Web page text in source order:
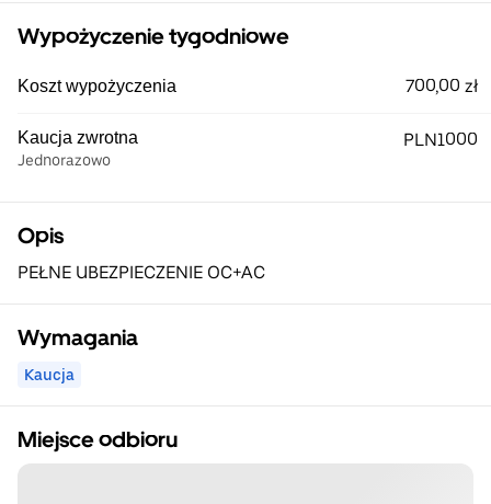
Wypożyczenie tygodniowe
Koszt wypożyczenia 700,00 zł
Kaucja zwrotna
Jednorazowo
PLN1000
Opis
PEŁNE UBEZPIECZENIE OC+AC
Wymagania
Kaucja
Miejsce odbioru